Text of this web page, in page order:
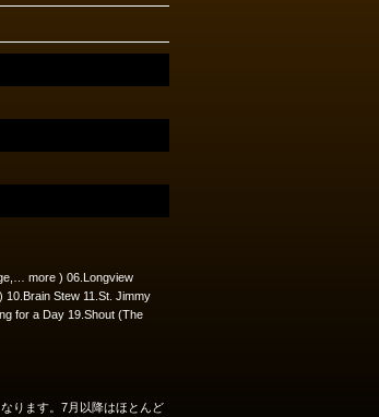
more ) 06.Longview
10.Brain Stew 11.St. Jimmy
for a Day 19.Shout (The
ります。7月以降はほとんど